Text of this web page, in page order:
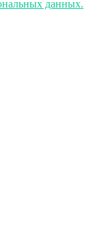
данных.